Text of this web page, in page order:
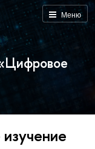
Меню